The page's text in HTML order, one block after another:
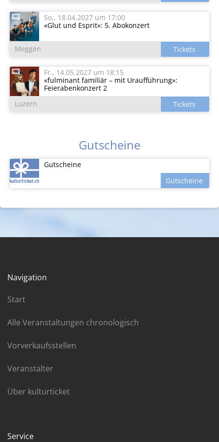
So., 18.04.2027 um 17:00
«Glut und Esprit»: 5. Abokonzert
Meggen
Fr., 14.05.2027 um 18:15
«fulminant familiär – mit Uraufführung»:
Feierabenkonzert 2
Luzern
Gutscheine
Gutscheine
Navigation
Start
Alle Veranstaltungen chronologisch
Vorverkaufsstellen
Veranstalter
Über kulturticket
Service